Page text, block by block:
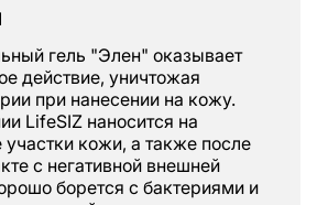
гель "Элен" оказывает
действие, уничтожая
при нанесении на кожу.
LifeSIZ наносится на
кожи, а также после
с негативной внешней
борется с бактериями и